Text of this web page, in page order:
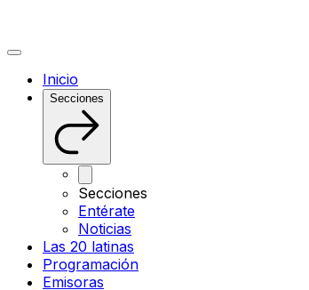
Inicio
Secciones
Secciones
Entérate
Noticias
Las 20 latinas
Programación
Emisoras